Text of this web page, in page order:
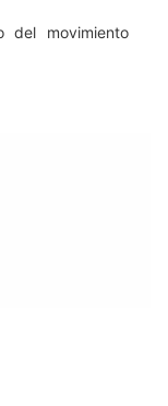
del movimiento